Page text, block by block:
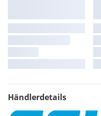
Händlerdetails